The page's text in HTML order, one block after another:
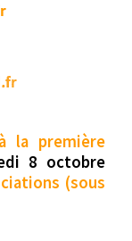
la première
8 octobre
(sous